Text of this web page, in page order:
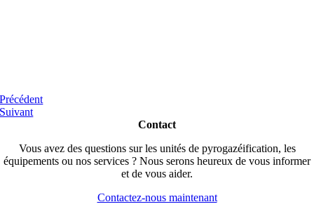
Précédent
Suivant
Contact
Vous avez des questions sur les unités de pyrogazéification, les
équipements ou nos services ? Nous serons heureux de vous informer
et de vous aider.
Contactez-nous maintenant